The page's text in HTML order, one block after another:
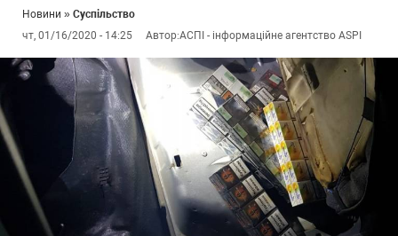
Новини » Суспільство
чт, 01/16/2020 - 14:25
Автор:АСПІ - інформаційне агентство ASPI
#ООС
#боротьба
з
корупцією
#ДФС #Київ #коронавірус